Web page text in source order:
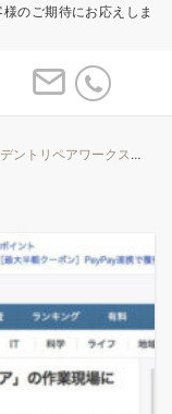
のご期待にお応えしま
ントリペアワークス